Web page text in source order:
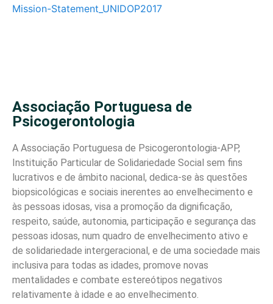
Mission-Statement_UNIDOP2017
Associação Portuguesa de
Psicogerontologia
A Associação Portuguesa de Psicogerontologia-APP,
Instituição Particular de Solidariedade Social sem fins
lucrativos e de âmbito nacional, dedica-se às questões
biopsicológicas e sociais inerentes ao envelhecimento e
às pessoas idosas, visa a promoção da dignificação,
respeito, saúde, autonomia, participação e segurança das
pessoas idosas, num quadro de envelhecimento ativo e
de solidariedade intergeracional, e de uma sociedade mais
inclusiva para todas as idades, promove novas
mentalidades e combate estereótipos negativos
relativamente à idade e ao envelhecimento.